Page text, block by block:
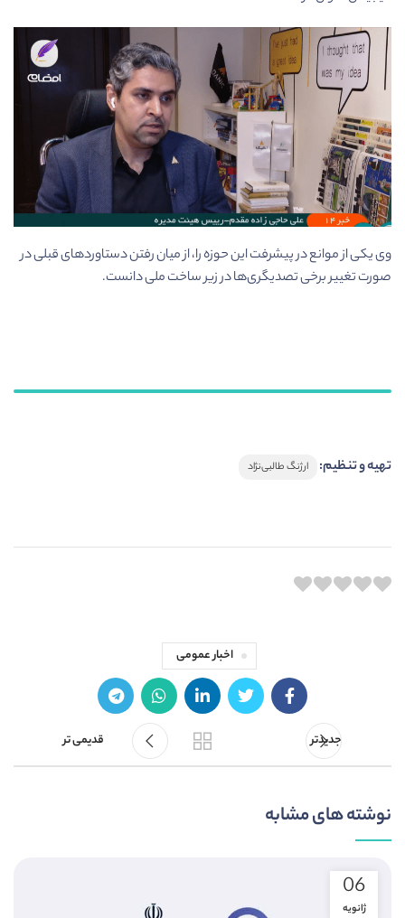
وی یکی از موانع در پیشرفت این حوزه را، از میان رفتن دستاورد­های قبلی در
صورت تغییر برخی تصدی­گری­‌ها در زیر ساخت ملی دانست.
تهیه و تنظیم: ارژنگ طالبی‌نژاد
اخبار عمومی
جدیدتر قدیمی تر
نوشته های مشابه
06
ژانویه